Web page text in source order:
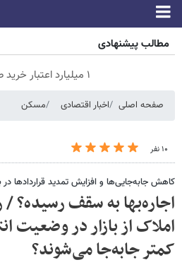
مطالب پیشنهادی
۱ میلیارد اعتبار خرید طلا | بدون ضامن و چک
صفحه اصلی اخبار اقتصادی مسکن
۱۰ نفر
کاهش جابه‌جایی‌ها و افزایش تمدید قراردادها در
اجاره‌بها به سقف رسیده؟ /
املاک از بازار در وضعیت
کمتر جابه‌جا می‌شوند؟